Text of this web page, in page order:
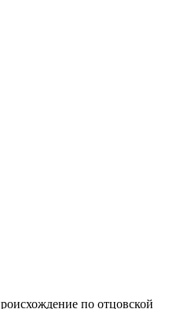
по отцовской